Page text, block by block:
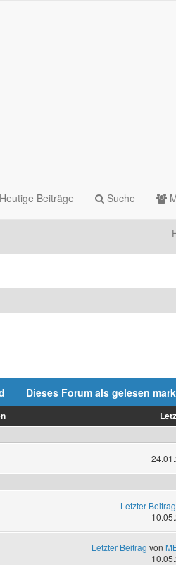
Heutige Beiträge Suche
Dieses Forum als gelesen
Letzter Beitrag
Letzter Beitrag von